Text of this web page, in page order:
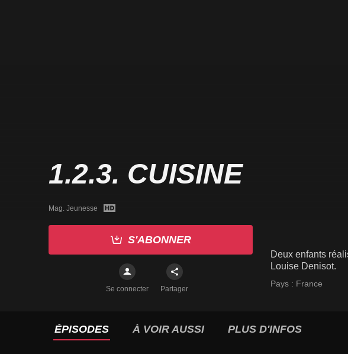
1.2.3. CUISINE
Mag. Jeunesse
S'ABONNER
Se connecter Partager
Deux enfants
Louise Denisot.
Pays : France
ÉPISODES À VOIR AUSSI PLUS D'INFOS